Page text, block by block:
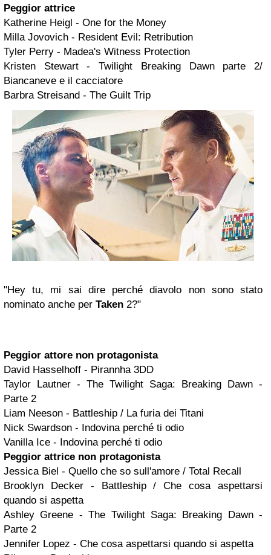
Peggior attrice
Katherine Heigl - One for the Money
Milla Jovovich - Resident Evil: Retribution
Tyler Perry - Madea's Witness Protection
Kristen Stewart - Twilight Breaking Dawn parte 2/
Biancaneve e il cacciatore
Barbra Streisand - The Guilt Trip
"Hey tu, mi sai dire perché diavolo non sono stato
nominato anche per Taken 2?"
Peggior attore non protagonista
David Hasselhoff - Pirannha 3DD
Taylor Lautner - The Twilight Saga: Breaking Dawn -
Parte 2
Liam Neeson - Battleship / La furia dei Titani
Nick Swardson - Indovina perché ti odio
Vanilla Ice - Indovina perché ti odio
Peggior attrice non protagonista
Jessica Biel - Quello che so sull'amore / Total Recall
Brooklyn Decker - Battleship / Che cosa aspettarsi
quando si aspetta
Ashley Greene - The Twilight Saga: Breaking Dawn -
Parte 2
Jennifer Lopez - Che cosa aspettarsi quando si aspetta